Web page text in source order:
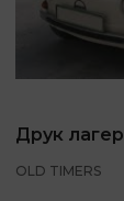
Друк лагер
OLD TIMERS